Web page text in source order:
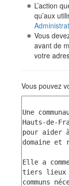
L’action
qu’aux
Vous
avant de
votre
Vous pouvez